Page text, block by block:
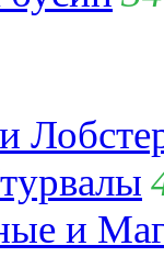
и